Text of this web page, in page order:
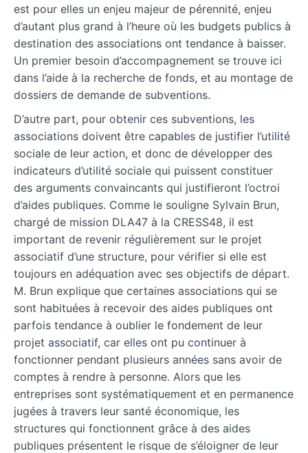
est pour elles un enjeu majeur de pérennité, enjeu
d’autant plus grand à l’heure où les budgets publics à
destination des associations ont tendance à baisser.
Un premier besoin d’accompagnement se trouve ici
dans l’aide à la recherche de fonds, et au montage de
dossiers de demande de subventions.
D’autre part, pour obtenir ces subventions, les
associations doivent être capables de justifier l’utilité
sociale de leur action, et donc de développer des
indicateurs d’utilité sociale qui puissent constituer
des arguments convaincants qui justifieront l’octroi
d’aides publiques. Comme le souligne Sylvain Brun,
chargé de mission DLA47 à la CRESS48, il est
important de revenir régulièrement sur le projet
associatif d’une structure, pour vérifier si elle est
toujours en adéquation avec ses objectifs de départ.
M. Brun explique que certaines associations qui se
sont habituées à recevoir des aides publiques ont
parfois tendance à oublier le fondement de leur
projet associatif, car elles ont pu continuer à
fonctionner pendant plusieurs années sans avoir de
comptes à rendre à personne. Alors que les
entreprises sont systématiquement et en permanence
jugées à travers leur santé économique, les
structures qui fonctionnent grâce à des aides
publiques présentent le risque de s’éloigner de leur